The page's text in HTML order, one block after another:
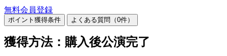
無料会員登録
ポイント獲得条件 よくある質問（0件）
獲得方法：購入後公演完了